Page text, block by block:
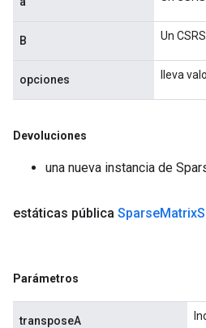
B Un
opciones lleva
Devoluciones
una nueva instancia de
estáticas pública SparseMatrix
Parámetros
transposeA